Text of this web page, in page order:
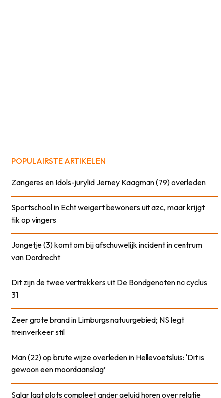
POPULAIRSTE ARTIKELEN
Zangeres en Idols-jurylid Jerney Kaagman (79) overleden
Sportschool in Echt weigert bewoners uit azc, maar krijgt
tik op vingers
Jongetje (3) komt om bij afschuwelijk incident in centrum
van Dordrecht
Dit zijn de twee vertrekkers uit De Bondgenoten na cyclus
31
Zeer grote brand in Limburgs natuurgebied; NS legt
treinverkeer stil
Man (22) op brute wijze overleden in Hellevoetsluis: ‘Dit is
gewoon een moordaanslag’
Salar laat plots compleet ander geluid horen over relatie